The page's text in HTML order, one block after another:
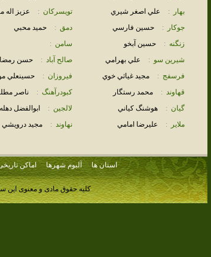
بهار
: علي اصغر شيري تويسركان : عزيز اله
جوكار
: حسين فارسي دمق : حميد محبي
زنگنه : حسين آبخو سامن :
شيرين سو : علي بهرامي صالح آباد : حسن
فرسفج : مجيد غياثي خوي فيروزان : حسينعلي
قهاوند : محمد رستگار كبودرآهنگ : ناصر
گيان : هوشنگ كياني لالجين : ابوالفضل
ملاير
: عليرضا امامي نهاوند : مجيد درويشي
استان ها آلبوم شهرها اماکن
کلیه حقوق مادی و معنوی